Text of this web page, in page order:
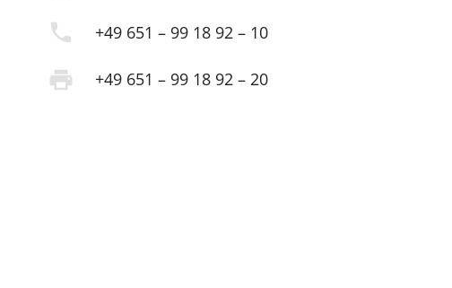
phone +49 651 – 99 18 92 – 10
print +49 651 – 99 18 92 – 20